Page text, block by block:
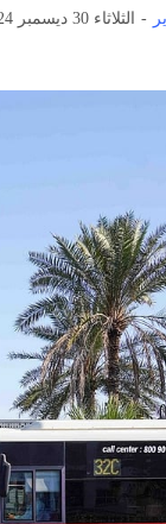
- الثلاثاء 30 ديسمبر 5:24 ص